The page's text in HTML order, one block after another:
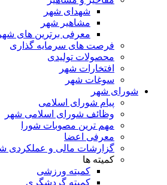
شهدای شهر
مشاهیر شهر
معرفی برترین های شهر
فرصت های سرمایه گذاری
محصولات تولیدی
افتخارات شهر
سوغات شهر
شورای شهر
پیام شورای اسلامی
وظائف شورای اسلامی شهر
مهم ترین مصوبات شورا
معرفی اعضا
گزارشات مالی و عملکردی
کمیته ها
کمیته ورزشی
کمیته گردشگری